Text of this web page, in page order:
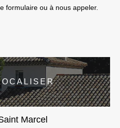
formulaire ou à nous appeler.
Marcel